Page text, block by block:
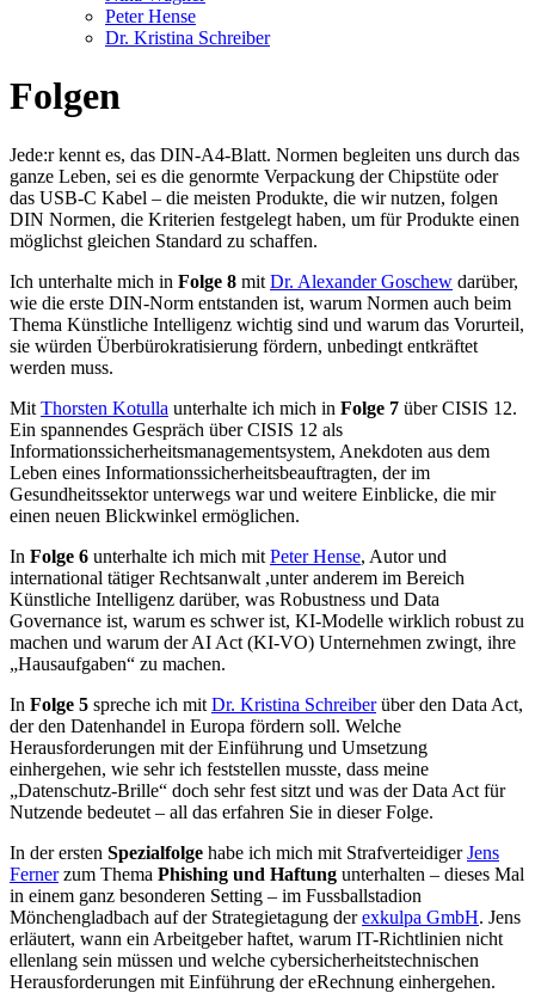
Peter Hense
Dr. Kristina Schreiber
Folgen
Jede:r kennt es, das DIN-A4-Blatt. Normen begleiten uns durch das
ganze Leben, sei es die genormte Verpackung der Chipstüte oder
das USB-C Kabel – die meisten Produkte, die wir nutzen, folgen
DIN Normen, die Kriterien festgelegt haben, um für Produkte einen
möglichst gleichen Standard zu schaffen.
Ich unterhalte mich in Folge 8 mit Dr. Alexander Goschew darüber,
wie die erste DIN-Norm entstanden ist, warum Normen auch beim
Thema Künstliche Intelligenz wichtig sind und warum das Vorurteil,
sie würden Überbürokratisierung fördern, unbedingt entkräftet
werden muss.
Mit Thorsten Kotulla unterhalte ich mich in Folge 7 über CISIS 12.
Ein spannendes Gespräch über CISIS 12 als
Informationssicherheitsmanagementsystem, Anekdoten aus dem
Leben eines Informationssicherheitsbeauftragten, der im
Gesundheitssektor unterwegs war und weitere Einblicke, die mir
einen neuen Blickwinkel ermöglichen.
In Folge 6 unterhalte ich mich mit Peter Hense, Autor und
international tätiger Rechtsanwalt ,unter anderem im Bereich
Künstliche Intelligenz darüber, was Robustness und Data
Governance ist, warum es schwer ist, KI-Modelle wirklich robust zu
machen und warum der AI Act (KI-VO) Unternehmen zwingt, ihre
„Hausaufgaben“ zu machen.
In Folge 5 spreche ich mit Dr. Kristina Schreiberüber den Data Act,
der den Datenhandel in Europa fördern soll. Welche
Herausforderungen mit der Einführung und Umsetzung
einhergehen, wie sehr ich feststellen musste, dass meine
„Datenschutz-Brille“ doch sehr fest sitzt und was der Data Act für
Nutzende bedeutet – all das erfahren Sie in dieser Folge.
In der ersten Spezialfolge habe ich mich mit StrafverteidigerJens
Fernerzum Thema Phishing und Haftung unterhalten – dieses Mal
in einem ganz besonderen Setting – im Fussballstadion
Mönchengladbach auf der Strategietagung derexkulpa GmbH. Jens
erläutert, wann ein Arbeitgeber haftet, warum IT-Richtlinien nicht
ellenlang sein müssen und welche cybersicherheitstechnischen
Herausforderungen mit Einführung der eRechnung einhergehen.